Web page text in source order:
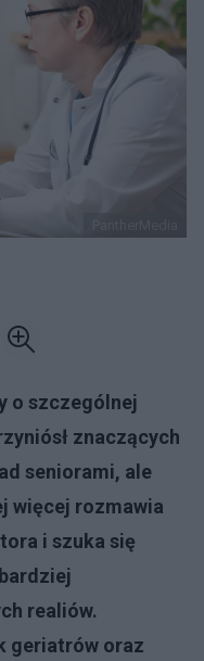
o szczególnej
znaczących
seniorami, ale
więcej rozmawia
i szuka się
realiów.
geriatrów oraz